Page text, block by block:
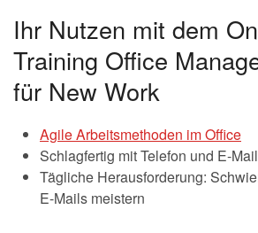
Ihr Nutzen mit dem
Training Office
für New Work
Agile Arbeitsmethoden im Office
Schlagfertig mit Telefon und E-Mail
Tägliche Herausforderung:
E-Mails meistern